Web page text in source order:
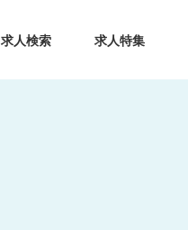
求人検索 求人特集